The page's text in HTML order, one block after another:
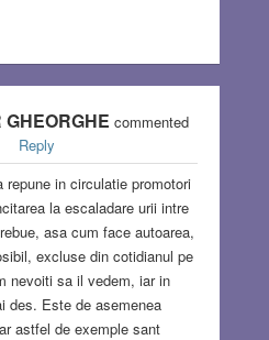
commented
Reply
in circulatie promotori
la escaladare urii intre
asa cum face autoarea,
excluse din cotidianul pe
nevoiti sa il vedem, iar in
des. Este de asemenea
astfel de exemple sant